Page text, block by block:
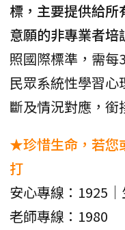
標，主要提供給
意願的非專業者培
照國際標準，需每
民眾系統性學習
斷及情況對應，銜
★珍惜生命，若您
打
安心專線：1925
老師專線：1980